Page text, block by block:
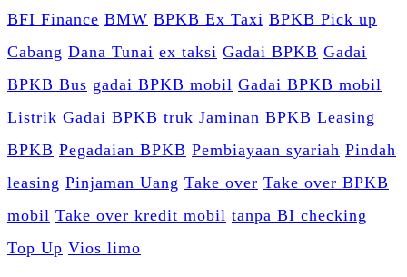
BFI Finance BMW BPKB Ex Taxi BPKB Pick up
Cabang Dana Tunai ex taksi Gadai BPKB Gadai
BPKB Bus gadai BPKB mobil Gadai BPKB mobil
Listrik Gadai BPKB truk Jaminan BPKB Leasing
BPKB Pegadaian BPKB Pembiayaan syariah Pindah
leasing Pinjaman Uang Take over Take over BPKB
mobil Take over kredit mobil tanpa BI checking
Top Up Vios limo